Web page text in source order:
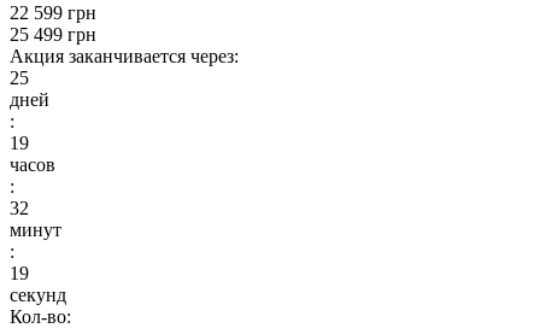
22 599 грн
25 499 грн
Акция заканчивается через:
25
дней
:
19
часов
:
32
минут
:
19
секунд
Кол-во: